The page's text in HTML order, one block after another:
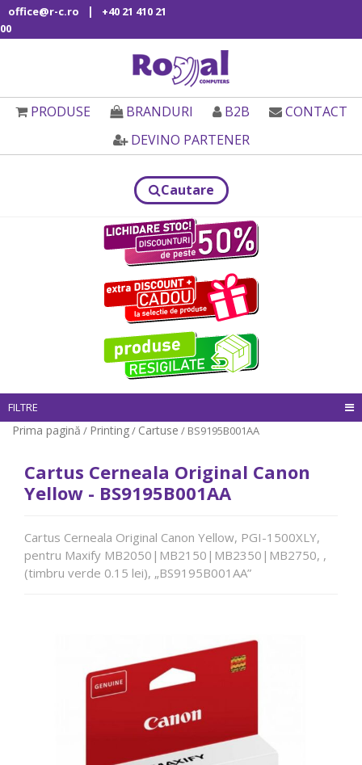
office@r-c.ro |
+40 21 410 21
00
PRODUSE BRANDURI B2B
CONTACT
DEVINO PARTENER
Cautare
FILTRE
Prima pagină / Printing/ Cartuse / BS9195B001AA
Cartus Cerneala Original Canon
Yellow - BS9195B001AA
Cartus Cerneala Original Canon Yellow, PGI-1500XLY,
pentru Maxify MB2050|MB2150|MB2350|MB2750, ,
(timbru verde 0.15 lei), „BS9195B001AA”